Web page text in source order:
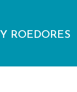
ROEDORES